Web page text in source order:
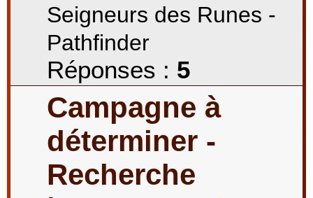
Seigneurs des Runes -
Pathfinder
Réponses : 5
Campagne à
déterminer -
Recherche